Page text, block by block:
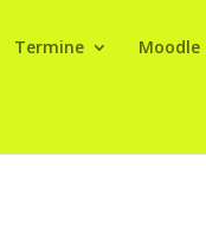
Termine Moodle